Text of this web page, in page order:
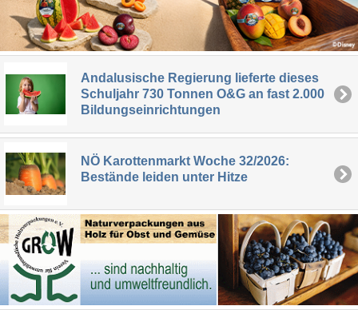
Andalusische Regierung lieferte dieses
Schuljahr 730 Tonnen O&G an fast 2.000
Bildungseinrichtungen
NÖ Karottenmarkt Woche 32/2026:
Bestände leiden unter Hitze